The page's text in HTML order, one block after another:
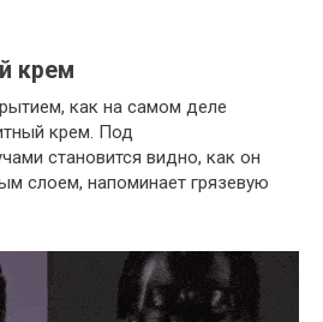
крем
как на самом деле
крем. Под
становится видно, как он
слоем, напоминает грязевую